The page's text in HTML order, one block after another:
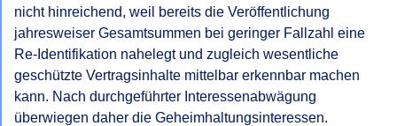
nicht hinreichend, weil bereits die Veröffentlichung
jahresweiser Gesamtsummen bei geringer Fallzahl eine
Re-Identifikation nahelegt und zugleich wesentliche
geschützte Vertragsinhalte mittelbar erkennbar machen
kann. Nach durchgeführter Interessenabwägung
überwiegen daher die Geheimhaltungsinteressen.